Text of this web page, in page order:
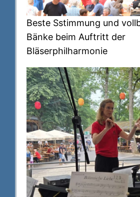
Beste Sstimmung und
Bänke beim Auftritt der
Bläserphilharmonie